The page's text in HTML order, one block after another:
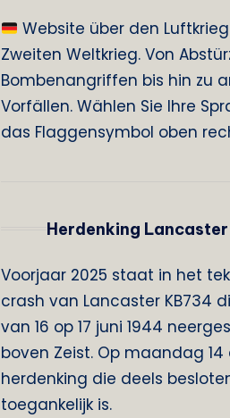
Website über den
Zweiten Weltkrieg. Von
Bombenangriffen bis hin zu
Vorfällen. Wählen Sie Ihre
das Flaggensymbol oben
Herdenking
Voorjaar 2025 staat in het
crash van Lancaster KB734
van 16 op 17 juni 1944
boven Zeist. Op maandag 14
herdenking die deels
toegankelijk is.